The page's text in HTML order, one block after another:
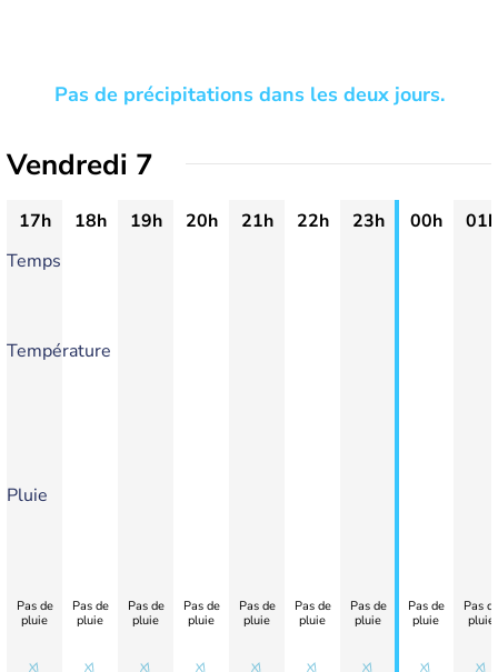
Pas de précipitations dans les deux jours.
Vendredi 7
17h 18h 19h 20h 21h 22h 23h 00h
01h
Temps
Température
Pluie
Pas de
pluie
Pas de
pluie
Pas de
pluie
Pas de
pluie
Pas de
pluie
Pas de
pluie
Pas de
pluie
Pas de
pluie
Pas
pluie